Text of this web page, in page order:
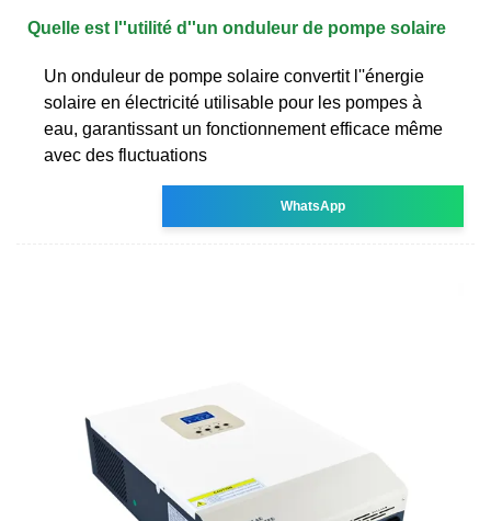
Quelle est l''utilité d''un onduleur de pompe solaire
Un onduleur de pompe solaire convertit l''énergie
solaire en électricité utilisable pour les pompes à
eau, garantissant un fonctionnement efficace même
avec des fluctuations
WhatsApp